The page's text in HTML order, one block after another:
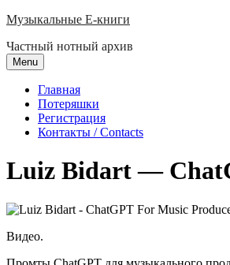
Skip
content
Музыкальные E-книги
Частный нотный архив
Menu
Главная
Потеряшки
Регистрация
Контакты / Contacts
Luiz Bidart —
Видео.